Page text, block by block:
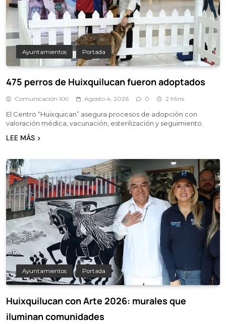
Ayuntamientos Portada
475 perros de Huixquilucan fueron adoptados
Comunicación XXI Agosto 4, 2026 0 2 Mins
El Centro “Huixquican” asegura procesos de adopción con
valoración médica, vacunación, esterilización y seguimiento.
LEE MÁS
Ayuntamientos Portada
Huixquilucan con Arte 2026: murales que
iluminan comunidades